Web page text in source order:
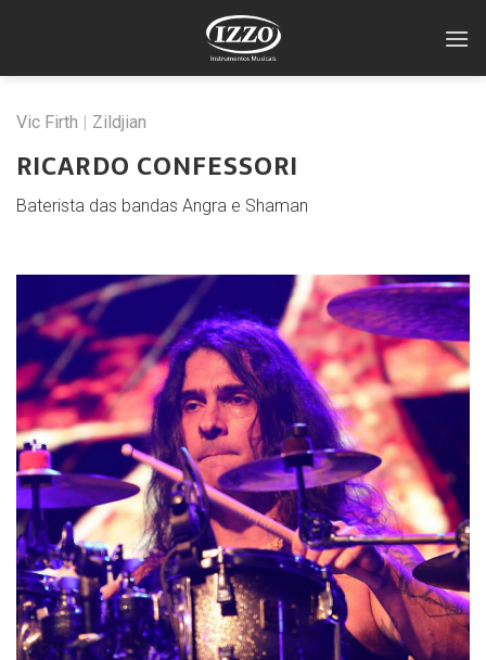
Vic Firth | Zildjian
RICARDO CONFESSORI
Baterista das bandas Angra e Shaman